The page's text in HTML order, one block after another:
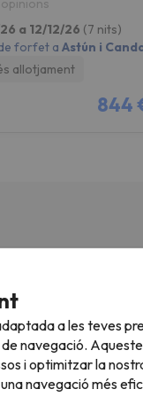
opinions
a 12/12/26 (7 nits)
forfet a Astún i
allotjament
844
a les teves
navegació.
i optimitzar la
navegació més